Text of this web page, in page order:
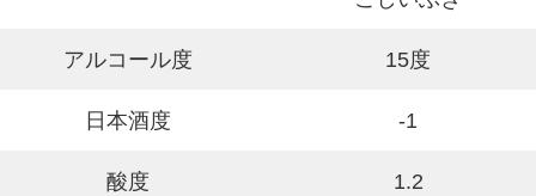
アルコール度 15度
日本酒度 -1
酸度 1.2